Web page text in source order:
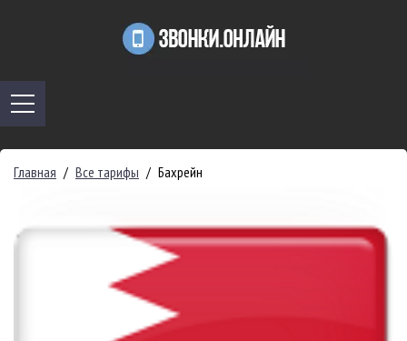
Главная / Все тарифы / Бахрейн